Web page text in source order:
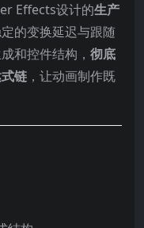
Effects设计的生产
的变换延迟与跟随
和控件结构， 彻底
链 ，让动画制作既